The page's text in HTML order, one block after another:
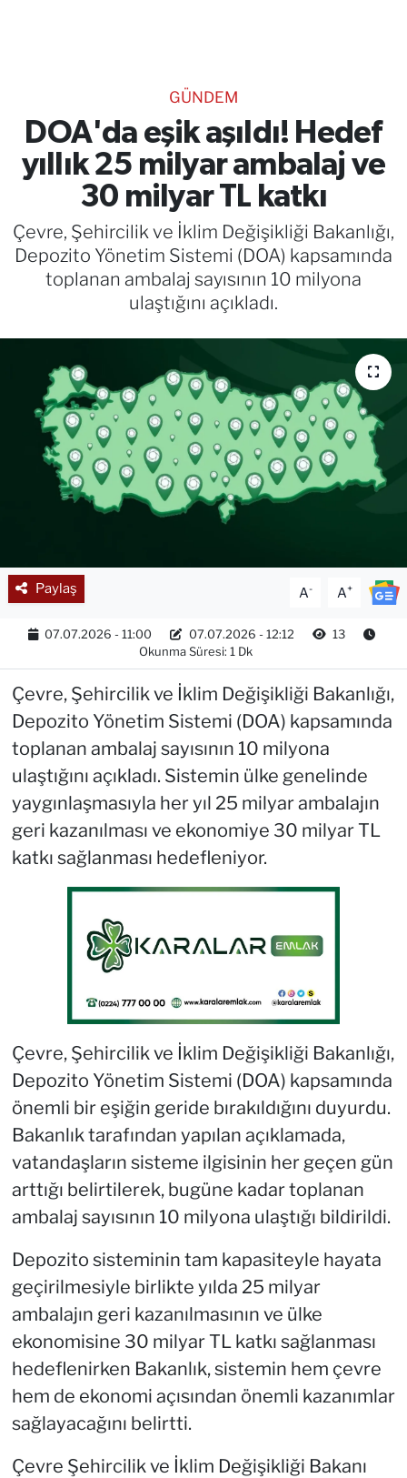
GÜNDEM
DOA'da eşik aşıldı! Hedef
yıllık 25 milyar ambalaj ve
30 milyar TL katkı
Çevre, Şehircilik ve İklim Değişikliği Bakanlığı,
Depozito Yönetim Sistemi (DOA) kapsamında
toplanan ambalaj sayısının 10 milyona
ulaştığını açıkladı.
Paylaş A- A+
07.07.2026 - 11:00 07.07.2026 - 12:12
13
Okunma Süresi: 1 Dk
Çevre, Şehircilik ve İklim Değişikliği Bakanlığı,
Depozito Yönetim Sistemi (DOA) kapsamında
toplanan ambalaj sayısının 10 milyona
ulaştığını açıkladı. Sistemin ülke genelinde
yaygınlaşmasıyla her yıl 25 milyar ambalajın
geri kazanılması ve ekonomiye 30 milyar TL
katkı sağlanması hedefleniyor.
Çevre, Şehircilik ve İklim Değişikliği Bakanlığı,
Depozito Yönetim Sistemi (DOA) kapsamında
önemli bir eşiğin geride bırakıldığını duyurdu.
Bakanlık tarafından yapılan açıklamada,
vatandaşların sisteme ilgisinin her geçen gün
arttığı belirtilerek, bugüne kadar toplanan
ambalaj sayısının 10 milyona ulaştığı bildirildi.
Depozito sisteminin tam kapasiteyle hayata
geçirilmesiyle birlikte yılda 25 milyar
ambalajın geri kazanılmasının ve ülke
ekonomisine 30 milyar TL katkı sağlanması
hedeflenirken Bakanlık, sistemin hem çevre
hem de ekonomi açısından önemli kazanımlar
sağlayacağını belirtti.
Çevre Şehircilik ve İklim Değişikliği Bakanı
RESMİ İLANLAR
Gencsesfm Canlı Dinle